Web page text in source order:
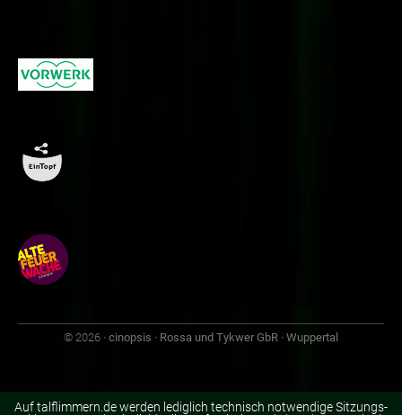
© 2026 · cinopsis · Rossa und Tykwer GbR · Wuppertal
Auf talflimmern.de werden lediglich technisch notwendige Sitzungs-